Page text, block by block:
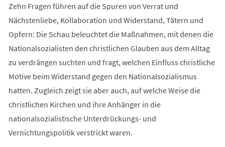
Zehn Fragen führen auf die Spuren von Verrat und
Nächstenliebe, Kollaboration und Widerstand, Tätern und
Opfern: Die Schau beleuchtet die Maßnahmen, mit denen die
Nationalsozialisten den christlichen Glauben aus dem Alltag
zu verdrängen suchten und fragt, welchen Einfluss christliche
Motive beim Widerstand gegen den Nationalsozialismus
hatten. Zugleich zeigt sie aber auch, auf welche Weise die
christlichen Kirchen und ihre Anhänger in die
nationalsozialistische Unterdrückungs- und
Vernichtungspolitik verstrickt waren.